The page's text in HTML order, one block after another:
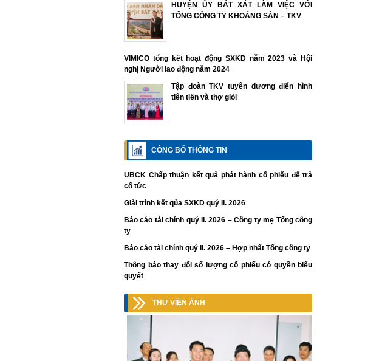
HUYỆN ỦY BÁT XÁT LÀM VIỆC VỚI
TỔNG CÔNG TY KHOÁNG SẢN – TKV
VIMICO tổng kết hoạt động SXKD năm 2023 và Hội
nghị Người lao động năm 2024
Tập đoàn TKV tuyên dương điển hình
tiên tiến và thợ giỏi
CÔNG BỐ THÔNG TIN
UBCK Chấp thuận kết quả phát hành cổ phiếu để trả
cổ tức
Giải trình kết qủa SXKD quý II. 2026
Báo cáo tài chính quý II. 2026 – Công ty mẹ Tổng công
ty
Báo cáo tài chính quý II. 2026 – Hợp nhất Tổng công ty
Thông báo thay đổi số lượng cổ phiếu có quyền biểu
quyết
THƯ VIỆN ẢNH